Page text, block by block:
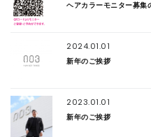
ヘアカラーモニター募集
2024.01.01
新年のご挨拶
2023.01.01
新年のご挨拶